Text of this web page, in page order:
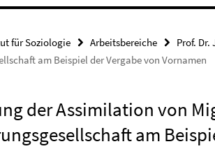
für Soziologie Arbeitsbereiche Prof. Dr.
am Beispiel der Vergabe von Vornamen
der Assimilation von
am